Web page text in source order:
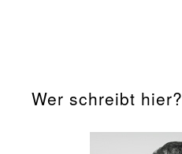
Wer schreibt hier?